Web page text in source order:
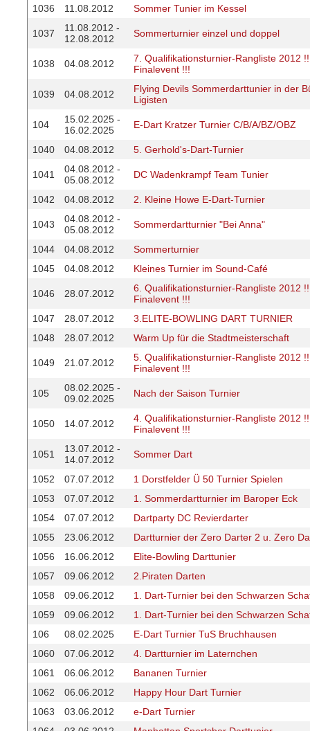
1036 11.08.2012 Sommer Tunier im Kessel
1037
11.08.2012 -
12.08.2012
Sommerturnier einzel und doppel
1038 04.08.2012
7. Qualifikationsturnier-Rangliste 2012
Finalevent !!!
1039 04.08.2012
Flying Devils Sommerdarttunier in der
Ligisten
104
15.02.2025 -
16.02.2025
E-Dart Kratzer Turnier C/B/A/BZ/OBZ
1040 04.08.2012 5. Gerhold's-Dart-Turnier
1041
04.08.2012 -
05.08.2012
DC Wadenkrampf Team Tunier
1042 04.08.2012 2. Kleine Howe E-Dart-Turnier
1043
04.08.2012 -
05.08.2012
Sommerdartturnier "Bei Anna"
1044 04.08.2012
Sommerturnier
1045
04.08.2012 Kleines Turnier im Sound-Café
1046 28.07.2012
6. Qualifikationsturnier-Rangliste 2012
Finalevent !!!
1047
28.07.2012
3.ELITE-BOWLING DART TURNIER
1048
28.07.2012 Warm Up für die Stadtmeisterschaft
1049 21.07.2012
5. Qualifikationsturnier-Rangliste 2012
Finalevent !!!
105
08.02.2025 -
09.02.2025
Nach der Saison Turnier
1050 14.07.2012
4. Qualifikationsturnier-Rangliste 2012
Finalevent !!!
1051
13.07.2012 -
14.07.2012
Sommer Dart
1052 07.07.2012
1 Dorstfelder Ü 50 Turnier Spielen
1053
07.07.2012
1. Sommerdartturnier im Baroper Eck
1054
07.07.2012
Dartparty DC Revierdarter
1055
23.06.2012
Dartturnier der Zero Darter 2 u. Zero
1056
16.06.2012
Elite-Bowling Darttunier
1057
09.06.2012
2.Piraten Darten
1058
09.06.2012
1. Dart-Turnier bei den Schwarzen
1059
09.06.2012
1. Dart-Turnier bei den Schwarzen
106
08.02.2025
E-Dart Turnier TuS Bruchhausen
1060
07.06.2012
4. Dartturnier im Laternchen
1061
06.06.2012
Bananen Turnier
1062
06.06.2012
Happy Hour Dart Turnier
1063
03.06.2012
e-Dart Turnier